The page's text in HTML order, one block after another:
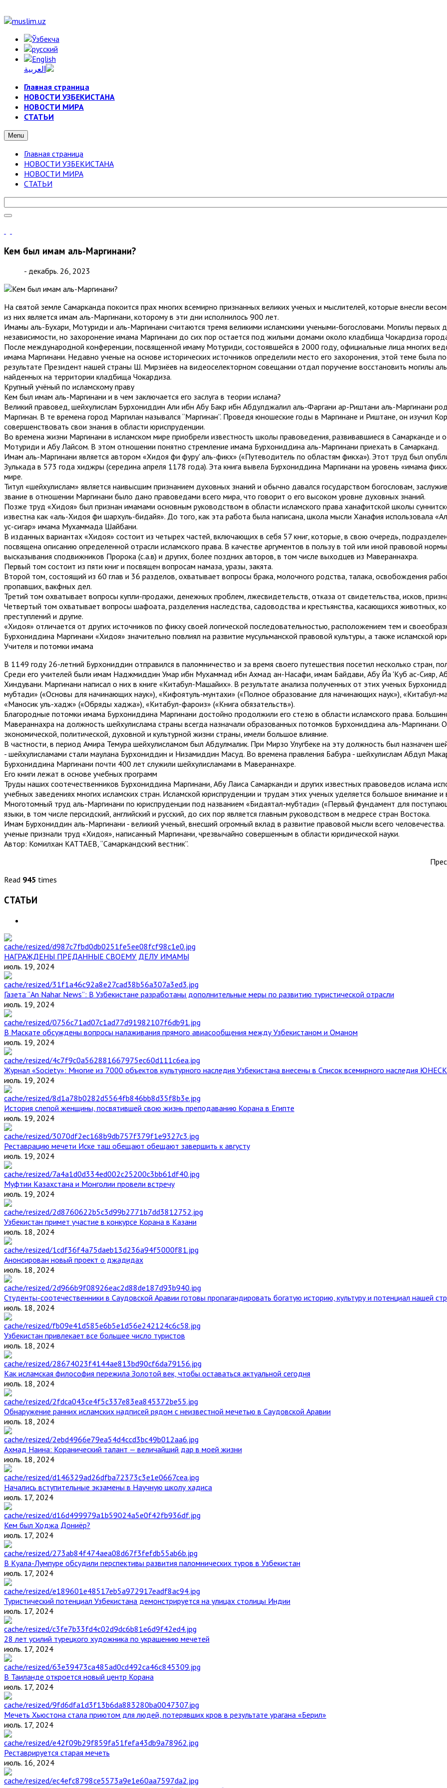
Главная страница
НОВОСТИ УЗБЕКИСТАНА
НОВОСТИ МИРА
СТАТЬИ
Menu
Главная страница
НОВОСТИ УЗБЕКИСТАНА
НОВОСТИ МИРА
СТАТЬИ
Кем был имам аль-Маргинани?
- декабрь. 26, 2023
На святой земле Самарканда покоится прах многих всемирно признанных великих ученых и мыслителей, которые внесли
из них является имам аль-Маргинани, которому в эти дни исполнилось 900 лет.
Имамы аль-Бухари, Мотуриди и аль-Маргинани считаются тремя великими исламскими учеными-богословами. Могилы первых
независимости, но захоронение имама Маргинани до сих пор остается под жилыми домами около кладбища Чокардиза
После международной конференции, посвященной имаму Мотуриди, состоявшейся в 2000 году, официальные лица многих
имама Маргинани. Недавно ученые на основе исторических источников определили место его захоронения, этой теме была
результате Президент нашей страны Ш. Мирзиёев на видеоселекторном совещании отдал поручение восстановить могилы
найденных на территории кладбища Чокардиза.
Крупный учёный по исламскому праву
Кем был имам аль-Маргинани и в чем заключается его заслуга в теории ислама?
Великий правовед, шейхулислам Бурхониддин Али ибн Абу Бакр ибн Абдулджалил аль-Фаргани ар-Риштани аль-Маргинани
Маргинан. В те времена город Маргилан назывался “Маргинан”. Проведя юношеские годы в Маргинане и Риштане, он изучил
совершенствовать свои знания в области юриспруденции.
Во времена жизни Маргинани в исламском мире приобрели известность школы правоведения, развивавшиеся в Самарканде и
Мотуриди и Абу Лайсом. В этом отношении понятно стремление имама Бурхониддина аль-Маргинани приехать в Самарканд.
Имам аль-Маргинани является автором «Хидоя фи фуру' аль-фикх» («Путеводитель по областям фикха»). Этот труд был
Зулькада в 573 года хиджры (середина апреля 1178 года). Эта книга вывела Бурхониддина Маргинани на уровень «имама
мире.
Титул «шейхулислам» является наивысшим признанием духовных знаний и обычно давался государством богословам,
звание в отношении Маргинани было дано правоведами всего мира, что говорит о его высоком уровне духовных знаний.
Позже труд «Хидоя» был признан имамами основным руководством в области исламского права ханафитской школы
известна как «аль-Хидоя фи шархуль-бидайя». До того, как эта работа была написана, школа мысли Ханафия использовала
ус-сигар» имама Мухаммада Шайбани.
В изданных вариантах «Хидоя» состоит из четырех частей, включающих в себя 57 книг, которые, в свою очередь,
посвящена описанию определенной отрасли исламского права. В качестве аргументов в пользу в той или иной правовой
высказывания сподвижников Пророка (с.а.в) и других, более поздних авторов, в том числе выходцев из Мавераннахра.
Первый том состоит из пяти книг и посвящен вопросам намаза, уразы, закята.
Второй том, состоящий из 60 глав и 36 разделов, охватывает вопросы брака, молочного родства, талака, освобождения
пропавших, вакфных дел.
Третий том охватывает вопросы купли-продажи, денежных проблем, лжесвидетельств, отказа от свидетельства, исков,
Четвертый том охватывает вопросы шафоата, разделения наследства, садоводства и крестьянства, касающихся животных,
преступлений и другие.
«Хидоя» отличается от других источников по фикху своей логической последовательностью, расположением тем и
Бурхониддина Маргинани «Хидоя» значительно повлиял на развитие мусульманской правовой культуры, а также исламской
Учителя и потомки имама
В 1149 году 26-летний Бурхониддин отправился в паломничество и за время своего путешествия посетил несколько стран,
Среди его учителей были имам Наджмиддин Умар ибн Мухаммад ибн Ахмад ан-Насафи, имам Байдави, Абу Йа 'Куб ас-Сияр,
Хиндувани. Маргинани написал о них в книге «Китабул-Машайих». В результате анализа полученных от этих ученых
мубтади» («Основы для начинающих наук»), «Кифоятуль-мунтахи» («Полное образование для начинающих наук»), «Китабул-
«Маносик уль-хадж» («Обряды хаджа»), «Китабул-фароиз» («Книга обязательств»).
Благородные потомки имама Бурхониддина Маргинани достойно продолжили его стезю в области исламского права.
Мавераннахра на должность шейхулислама страны всегда назначали образованных потомков Бурхониддина аль-Маргинани.
экономической, политической, духовной и культурной жизни страны, имели большое влияние.
В частности, в период Амира Темура шейхулисламом был Абдулмалик. При Мирзо Улугбеке на эту должность был назначен
- шейхулисламами стали маулана Бурхониддин и Низамиддин Масуд. Во времена правления Бабура - шейхулислам Абдул
Бурхониддина Маргинани почти 400 лет служили шейхулисламами в Мавераннахре.
Его книги лежат в основе учебных программ
Труды наших соотечественников Бурхониддина Маргинани, Абу Лаиса Самарканди и других известных правоведов ислама
учебных заведениях многих исламских стран. Исламской юриспруденции и трудам этих ученых уделяется большое внимание
Многотомный труд аль-Маргинани по юриспруденции под названием «Бидаятал-мубтади» («Первый фундамент для
языки, в том числе персидский, английский и русский, до сих пор является главным руководством в медресе стран Востока.
Имам Бурхониддин аль-Маргинани - великий ученый, внесший огромный вклад в развитие правовой мысли всего
ученые признали труд «Хидоя», написанный Маргинани, чрезвычайно совершенным в области юридической науки.
Автор: Комилхан КАТТАЕВ, “Самаркандский вестник”.
Read 945 times
СТАТЬИ
НАГРАЖДЕНЫ ПРЕДАННЫЕ СВОЕМУ ДЕЛУ ИМАМЫ
июль. 19, 2024
Газета “An Nahar News”: В Узбекистане разработаны дополнительные меры по развитию туристической отрасли
июль. 19, 2024
В Маскате обсуждены вопросы налаживания прямого авиасообщения между Узбекистаном и Оманом
июль. 19, 2024
Журнал «Society»: Многие из 7000 объектов культурного наследия Узбекистана внесены в Список всемирного наследия
июль. 19, 2024
История слепой женщины, посвятившей свою жизнь преподаванию Корана в Египте
июль. 19, 2024
Реставрацию мечети Иске таш обещают обещают завершить к августу
июль. 19, 2024
Муфтии Казахстана и Монголии провели встречу
июль. 19, 2024
Узбекистан примет участие в конкурсе Корана в Казани
июль. 18, 2024
Анонсирован новый проект о джадидах
июль. 18, 2024
Студенты-соотечественники в Саудовской Аравии готовы пропагандировать богатую историю, культуру и потенциал нашей
июль. 18, 2024
Узбекистан привлекает все большее число туристов
июль. 18, 2024
Как исламская философия пережила Золотой век, чтобы оставаться актуальной сегодня
июль. 18, 2024
Обнаружение ранних исламских надписей рядом с неизвестной мечетью в Саудовской Аравии
июль. 18, 2024
Ахмад Наина: Коранический талант — величайший дар в моей жизни
июль. 18, 2024
Начались вступительные экзамены в Научную школу хадиса
июль. 17, 2024
Кем был Ходжа Дониёр?
июль. 17, 2024
В Куала-Лумпуре обсудили перспективы развития паломнических туров в Узбекистан
июль. 17, 2024
Туристический потенциал Узбекистана демонстрируется на улицах столицы Индии
июль. 17, 2024
28 лет усилий турецкого художника по украшению мечетей
июль. 17, 2024
В Таиланде откроется новый центр Корана
июль. 17, 2024
Мечеть Хьюстона стала приютом для людей, потерявших кров в результате урагана «Берил»
июль. 17, 2024
Реставрируется старая мечеть
июль. 16, 2024